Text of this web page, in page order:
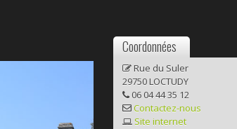
Coordonnées
Rue du Suler
29750 LOCTUDY
06 04 44 35 12
Contactez-nous
Site internet